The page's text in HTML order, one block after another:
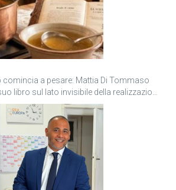
a pesare: Mattia Di Tommaso
libro sul lato invisibile della realizzazione